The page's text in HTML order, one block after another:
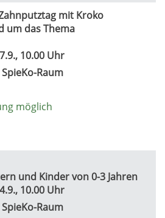
mit Kroko
um das Thema
10.00 Uhr
Raum
möglich
und Kinder von 0-3 Jahren
10.00 Uhr
Raum